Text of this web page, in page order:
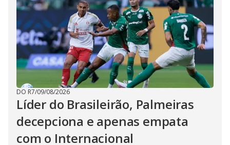
DO R7/09/08/2026
Líder do Brasileirão, Palmeiras
decepciona e apenas empata
com o Internacional